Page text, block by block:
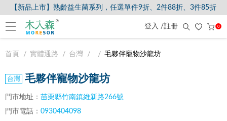
【新品上市】熟齡益生菌系列，任選單件9折、2件88折、3件85折
登入 /註冊 0
首頁 實體通路 台灣 毛夥伴寵物沙龍坊
毛夥伴寵物沙龍坊
門市地址： 苗栗縣竹南鎮維新路266號
門市電話： 0930404098